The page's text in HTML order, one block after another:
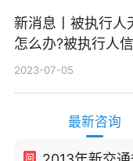
新消息丨被执行人
怎么办?被执行人
消除?
2023-07-05
最新咨询